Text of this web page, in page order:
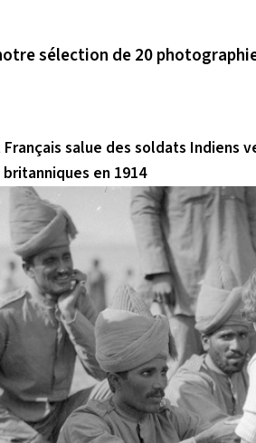
sélection de 20
Français salue des soldats Indiens
en 1914